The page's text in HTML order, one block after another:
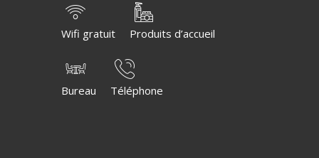
Wifi gratuit Produits d’accueil
Bureau Téléphone